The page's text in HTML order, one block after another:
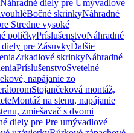
Náhradné diely pre Umývadlové
Bočné skrinkyNáhradné
Stredne vysoké
poličkyPríslušenstvoNáhradné
diely pre ZásuvkyĎalšie
Zrkadlové skrinkyNáhradné
PríslušenstvoSvetelné
napájanie zo
Stojančeková montáž,
Montáž na stenu, napájanie
zmiešavač s dvomi
diely pre Pre umývadlové